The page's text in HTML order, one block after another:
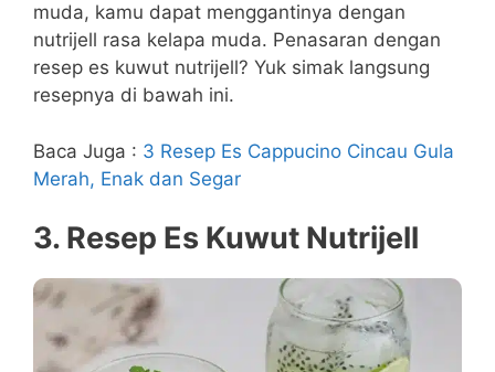
muda, kamu dapat menggantinya dengan
nutrijell rasa kelapa muda. Penasaran dengan
resep es kuwut nutrijell? Yuk simak langsung
resepnya di bawah ini.
Baca Juga : 3 Resep Es Cappucino Cincau Gula
Merah, Enak dan Segar
3. Resep Es Kuwut Nutrijell